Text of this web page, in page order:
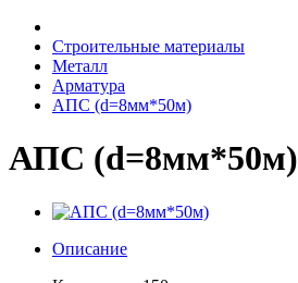
Строительные материалы
Металл
Арматура
АПС (d=8мм*50м)
АПС (d=8мм*50м)
Описание